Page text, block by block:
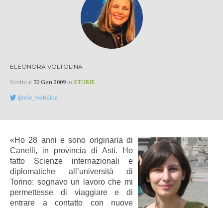
ELEONORA VOLTOLINA
Scritto il 30 Gen 2009 in STORIE
@ele_voltolina
«Ho 28 anni e sono originaria di
Canelli, in provincia di Asti. Ho
fatto Scienze internazionali e
diplomatiche all’università di
Torino: sognavo un lavoro che mi
permettesse di viaggiare e di
entrare a contatto con nuove